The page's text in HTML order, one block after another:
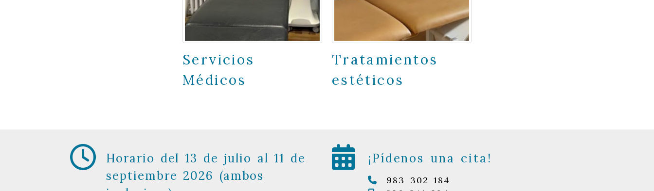
Servicios
Médicos
Tratamientos
estéticos
Horario del 13 de julio al 11 de
septiembre 2026 (ambos
¡Pídenos una cita!
983 302 184